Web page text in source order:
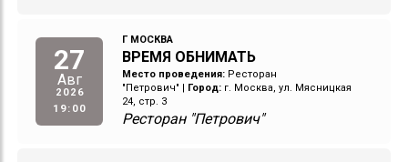
27
Авг
2026
19:00
Г МОСКВА
ВРЕМЯ ОБНИМАТЬ
Место проведения: Ресторан
"Петрович"
Город: г. Москва, ул. Мясницкая
24, стр. 3
Ресторан "Петрович"